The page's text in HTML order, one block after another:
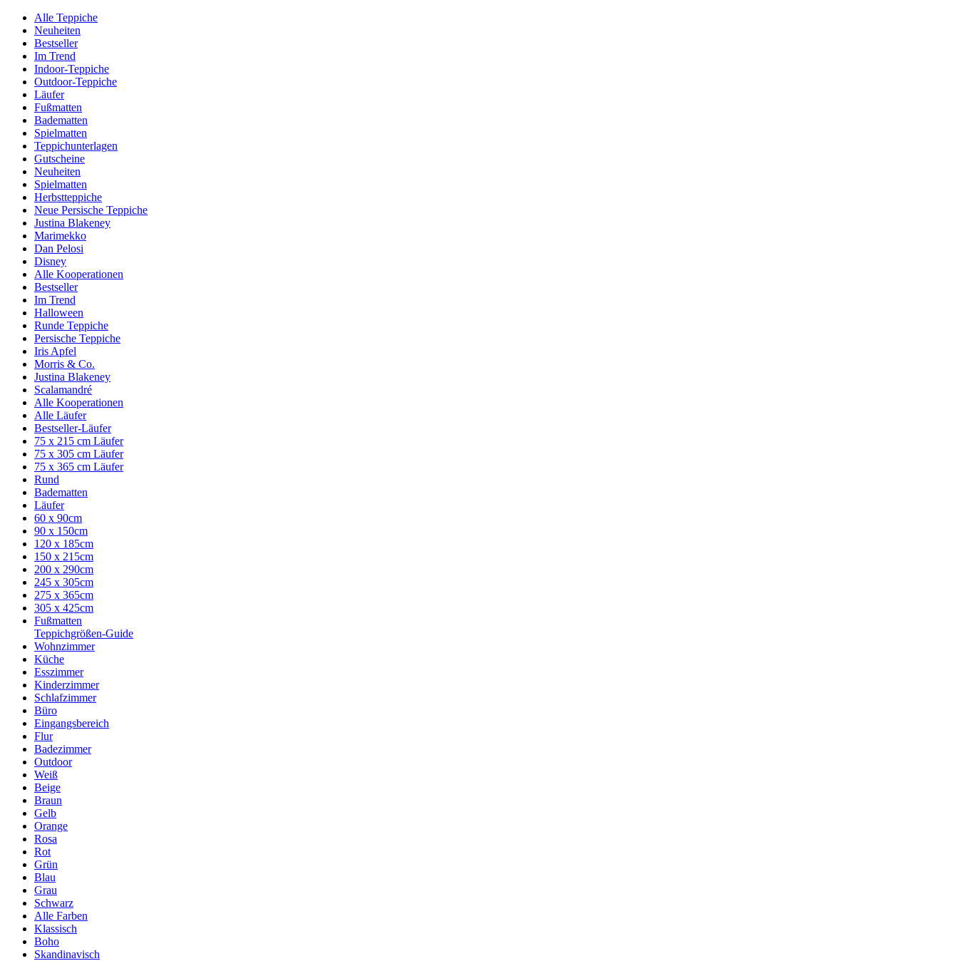
Alle Teppiche
Neuheiten
Bestseller
Im Trend
Indoor-Teppiche
Outdoor-Teppiche
Läufer
Fußmatten
Badematten
Spielmatten
Teppichunterlagen
Gutscheine
Neuheiten
Spielmatten
Herbstteppiche
Neue Persische Teppiche
Justina Blakeney
Marimekko
Dan Pelosi
Disney
Alle Kooperationen
Bestseller
Im Trend
Halloween
Runde Teppiche
Persische Teppiche
Iris Apfel
Morris & Co.
Justina Blakeney
Scalamandré
Alle Kooperationen
Alle Läufer
Bestseller-Läufer
75 x 215 cm Läufer
75 x 305 cm Läufer
75 x 365 cm Läufer
Rund
Badematten
Läufer
60 x 90cm
90 x 150cm
120 x 185cm
150 x 215cm
200 x 290cm
245 x 305cm
275 x 365cm
305 x 425cm
Fußmatten
Teppichgrößen-Guide
Wohnzimmer
Küche
Esszimmer
Kinderzimmer
Schlafzimmer
Büro
Eingangsbereich
Flur
Badezimmer
Outdoor
Weiß
Beige
Braun
Gelb
Orange
Rosa
Rot
Grün
Blau
Grau
Schwarz
Alle Farben
Klassisch
Boho
Skandinavisch